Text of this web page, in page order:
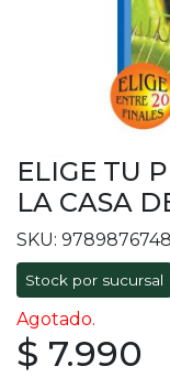
ELIGE TU
LA CASA
SKU:
Stock por sucursal
Agotado.
$ 7.990